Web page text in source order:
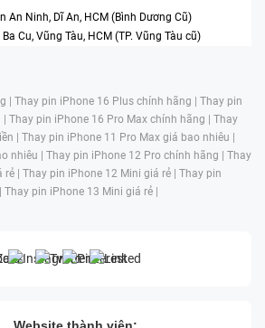
toàn:Máy vẫn có chuông, rung, hiển thị
nhấp nháy, giật màu: Xuất hiện các hiện
chớp tắt, giật giật, màu sắc loang, nhòe
- dấu hiệu cảnh báo tín hiệu màn không ổn
thường:Hiển thị xuất hiện đường sọc màu
ghost touch:Màn không phản hồi đúng điểm
vuốt, chạm dù không có tương tác - rối loạn
An Ninh, Dĩ An, HCM (Bình Dương Cũ)
Cu, Vũng Tàu, HCM (TP. Vũng Tàu cũ)
| Thay pin iPhone 16 Plus chính hãng | Thay pin
Thay pin iPhone 16 Pro Max chính hãng | Thay
| Thay pin iPhone 11 Pro Max giá bao nhiêu |
nhiêu | Thay pin iPhone 12 Pro chính hãng | Thay
| Thay pin iPhone 12 Mini giá rẻ | Thay pin
Thay pin iPhone 13 Mini giá rẻ |